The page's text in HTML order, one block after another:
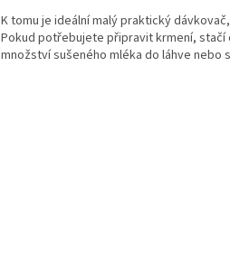
K tomu je ideální malý praktický
Pokud potřebujete připravit krmení,
množství sušeného mléka do láhve nebo